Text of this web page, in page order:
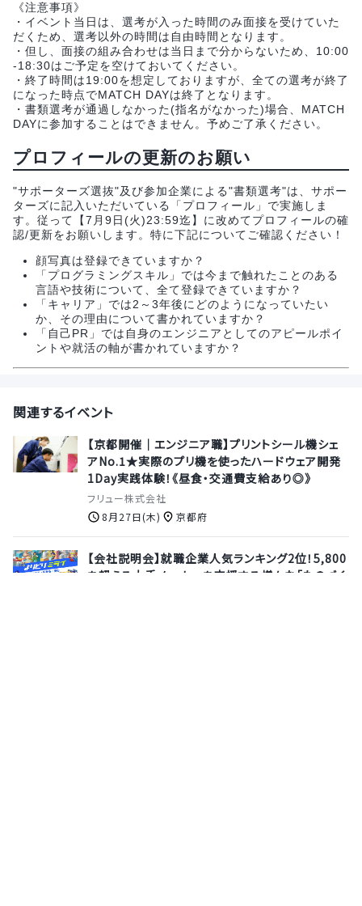
《注意事項》
・イベント当日は、選考が入った時間のみ面接を受けていた
だくため、選考以外の時間は自由時間となります。
・但し、面接の組み合わせは当日まで分からないため、10:00
-18:30はご予定を空けておいてください。
・終了時間は19:00を想定しておりますが、全ての選考が終了
になった時点でMATCH DAYは終了となります。
・書類選考が通過しなかった(指名がなかった)場合、MATCH
DAYに参加することはできません。予めご了承ください。
プロフィールの更新のお願い
"サポーターズ選抜"及び参加企業による"書類選考"は、サポー
ターズに記入いただいている「プロフィール」で実施しま
す。従って【7月9日(火)23:59迄】に改めてプロフィールの確
認/更新をお願いします。特に下記についてご確認ください！
顔写真は登録できていますか？
「プログラミングスキル」では今まで触れたことのある
言語や技術について、全て登録できていますか？
「キャリア」では2～3年後にどのようになっていたい
か、その理由について書かれていますか？
「自己PR」では自身のエンジニアとしてのアピールポイ
ントや就活の軸が書かれていますか？
関連するイベント
【京都開催｜エンジニア職】プリントシール機シェ
アNo.1★実際のプリ機を使ったハードウェア開発
1Day実践体験！《昼食・交通費支給あり◎》
フリュー株式会社
8月27日(木)
京都府
【会社説明会】就職企業人気ランキング2位！5,800
を超える大手メーカーを支援する様々な「ものづく